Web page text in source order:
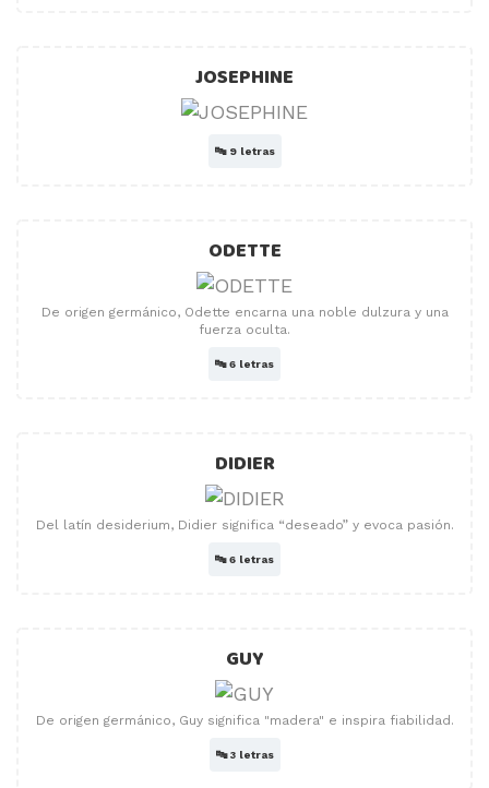
JOSEPHINE
🔤 9 letras
ODETTE
De origen germánico, Odette encarna una noble dulzura y una
fuerza oculta.
🔤6 letras
DIDIER
Del latín desiderium, Didier significa “deseado” y evoca pasión.
🔤6 letras
GUY
De origen germánico, Guy significa "madera" e inspira fiabilidad.
🔤3 letras